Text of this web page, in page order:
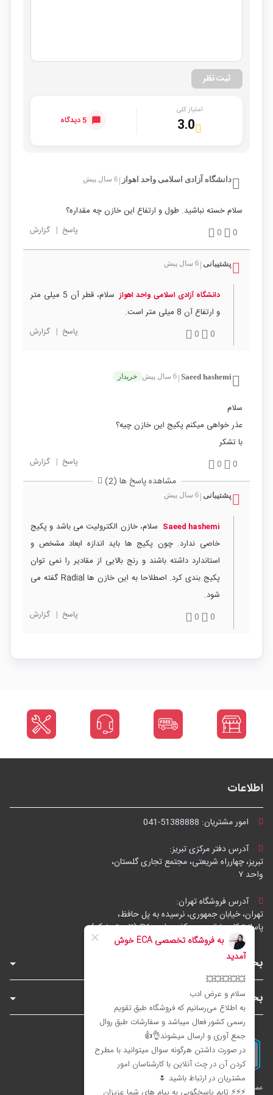
ثبت نظر
امتیاز کلی
3.0 5 دیدگاه
دانشگاه آزادی اسلامی واحد اهواز 6 سال پیش
سلام خسته نباشید. طول و ارتفاع این خازن چه مقداره؟
0
0 پاسخ | گزارش
پشتیبانی 6 سال پیش
دانشگاه آزادی اسلامی واحد اهواز
سلام، قطر آن 5 میلی متر
و ارتفاع آن 8 میلی متر است.
0
0 پاسخ | گزارش
Saeed hashemi 6 سال پیش خریدار
سلام
عذر خواهی میکنم پکیج این خازن چیه؟
با تشکر
0
0 پاسخ | گزارش
مشاهده پاسخ ها (2)
پشتیبانی 6 سال پیش
Saeed hashemi سلام، خازن الکترولیت می باشد و پکیج
خاصی ندارد. چون پکیج ها باید اندازه ابعاد مشخص و
استاندارد داشته باشند و رنج بالایی از مقادیر را نمی توان
پکیج بندی کرد. اصطلاحا به این خازن ها Radial گفته می
شود.
0
0 پاسخ | گزارش
اطلاعات
امور مشتریان: 041-51388888
آدرس دفتر مرکزی تبریز:
تبریز، چهارراه شریعتی، مجتمع تجاری گلستان،
واحد ۷
آدرس فروشگاه تهران:
تهران، خیابان جمهوری، نرسیده به پل حافظ،
پاساژ توکل، طبقه زیرهمکف، واحد B6 (تاپ ترونیک)
بخش‌های فروشگاه
بخش‌های سایت